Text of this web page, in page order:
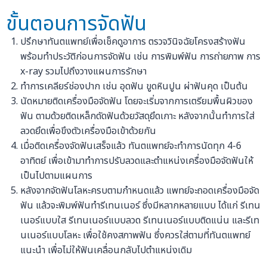
ขั้นตอนการจัดฟัน
ปรึกษาทันตแพทย์เพื่อเช็คดูอาการ ตรวจวินิจฉัยโครงสร้างฟัน
พร้อมทำประวัติก่อนการจัดฟัน เช่น การพิมพ์ฟัน การถ่ายภาพ การ
x-ray รวมไปถึงวางแผนการรักษา
ทำการเคลียร์ช่องปาก เช่น อุดฟัน ขูดหินปูน ผ่าฟันคุด เป็นต้น
นัดหมายติดเครื่องมือจัดฟัน โดยจะเริ่มจากการเตรียมพื้นผิวของ
ฟัน ตามด้วยติดเหล็กดัดฟันด้วยวัสดุยึดเกาะ หลังจากนั้นทำการใส่
ลวดยึดเพื่อขึงตัวเครื่องมือเข้าด้วยกัน
เมื่อติดเครื่องจัดฟันเสร็จแล้ว ทันตแพทย์จะทำการนัดทุก 4-6
อาทิตย์ เพื่อเข้ามาทำการปรับลวดและตำแหน่งเครื่องมือจัดฟันให้
เป็นไปตามแผนการ
หลังจากจัดฟันโลหะครบตามกำหนดแล้ว แพทย์จะถอดเครื่องมือจัด
ฟัน แล้วจะพิมพ์ฟันทำรีเทนเนอร์ ซึ่งมีหลากหลายแบบ ได้แก่ รีเทน
เนอร์แบบใส รีเทนเนอร์แบบลวด รีเทนเนอร์แบบติดแน่น และรีเท
นเนอร์แบบโลหะ เพื่อใช้คงสภาพฟัน ซึ่งควรใส่ตามที่ทันตแพทย์
แนะนำ เพื่อไม่ให้ฟันเคลื่อนกลับไปตำแหน่งเดิม